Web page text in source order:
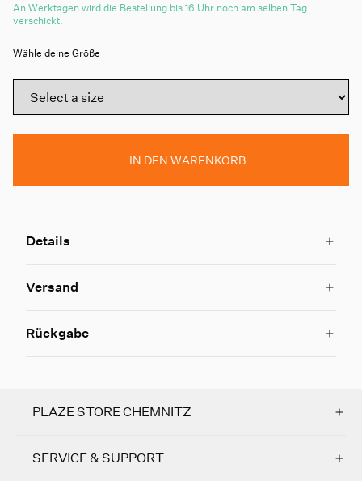
An Werktagen wird die Bestellung bis 16 Uhr noch am selben Tag
verschickt.
Wähle deine Größe
IN DEN WARENKORB
Details
Versand
Rückgabe
PLAZE STORE CHEMNITZ
SERVICE & SUPPORT